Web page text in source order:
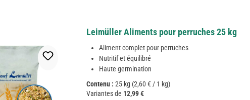
Leimüller Aliments pour perruches 25 kg
Aliment complet pour perruches
Nutritif et équilibré
Haute germination
Contenu :25 kg (2,60 € / 1 kg)
Variantes de 12,99 €